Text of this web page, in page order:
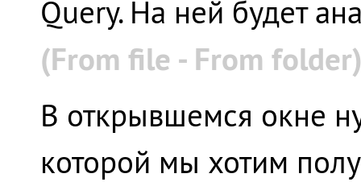
Query. На ней будет
(From file - From
В открывшемся окне
которой мы хотим